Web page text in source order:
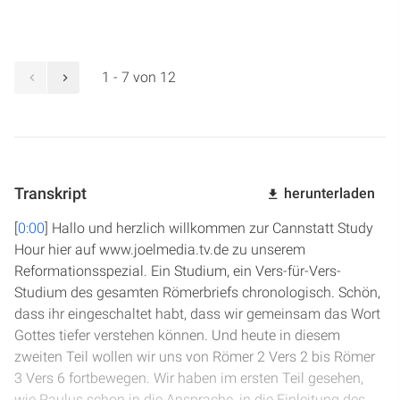
1 - 7 von 12
Transkript herunterladen
[0:00] Hallo und herzlich willkommen zur Cannstatt Study
Hour hier auf www.joelmedia.tv.de zu unserem
Reformationsspezial. Ein Studium, ein Vers-für-Vers-
Studium des gesamten Römerbriefs chronologisch. Schön,
dass ihr eingeschaltet habt, dass wir gemeinsam das Wort
Gottes tiefer verstehen können. Und heute in diesem
zweiten Teil wollen wir uns von Römer 2 Vers 2 bis Römer
3 Vers 6 fortbewegen. Wir haben im ersten Teil gesehen,